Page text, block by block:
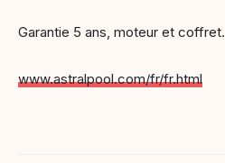
Garantie 5 ans, moteur et coffret.
www.astralpool.com/fr/fr.html